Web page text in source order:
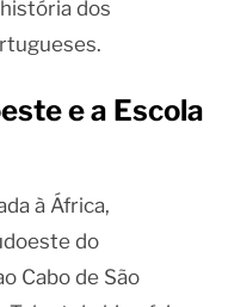
dos
e a Escola
à África,
do
Cabo de São